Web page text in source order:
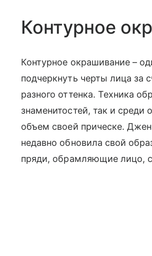
Контурное
Контурное окрашивание –
подчеркнуть черты лица за
разного оттенка. Техника
знаменитостей, так и среди
объем своей прическе.
недавно обновила свой
пряди, обрамляющие лицо,